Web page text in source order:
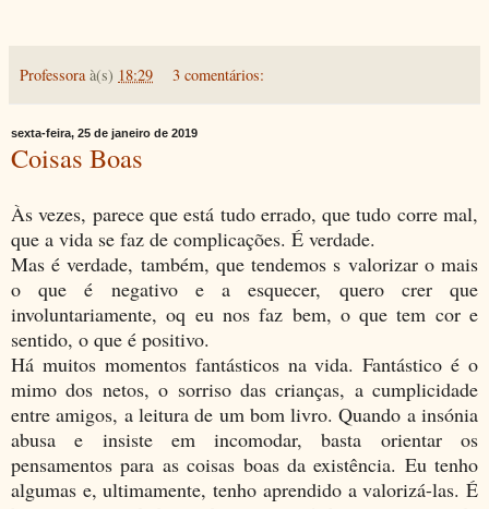
Professora à(s) 18:29 3 comentários:
sexta-feira, 25 de janeiro de 2019
Coisas Boas
Às vezes, parece que está tudo errado, que tudo corre mal,
que a vida se faz de complicações. É verdade.
Mas é verdade, também, que tendemos s valorizar o mais
o que é negativo e a esquecer, quero crer que
involuntariamente, oq eu nos faz bem, o que tem cor e
sentido, o que é positivo.
Há muitos momentos fantásticos na vida. Fantástico é o
mimo dos netos, o sorriso das crianças, a cumplicidade
entre amigos, a leitura de um bom livro. Quando a insónia
abusa e insiste em incomodar, basta orientar os
pensamentos para as coisas boas da existência. Eu tenho
algumas e, ultimamente, tenho aprendido a valorizá-las. É